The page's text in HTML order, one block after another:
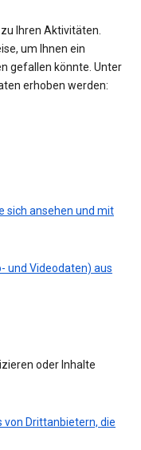
Ihren Aktivitäten.
um Ihnen ein
gefallen könnte. Unter
erhoben werden:
sich ansehen und mit
und Videodaten) aus
oder Inhalte
Drittanbietern, die